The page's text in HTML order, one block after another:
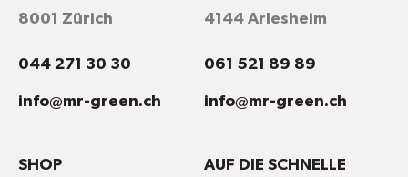
8001 Zürich
044 271 30 30
info@mr-green.ch
4144 Arlesheim
061 521 89 89
info@mr-green.ch
AUF DIE SCHNELLE
SHOP